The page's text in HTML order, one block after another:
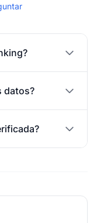
datos?